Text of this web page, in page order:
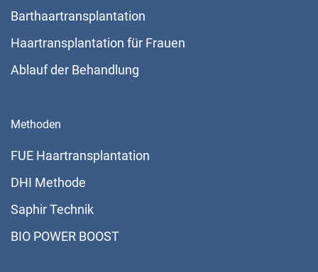
Barthaartransplantation
Haartransplantation für Frauen
Ablauf der Behandlung
Methoden
FUE Haartransplantation
DHI Methode
Saphir Technik
BIO POWER BOOST